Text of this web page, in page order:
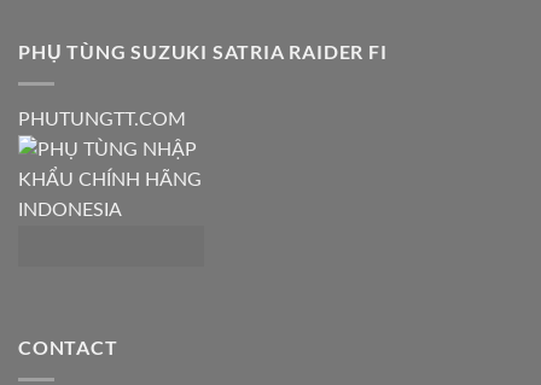
PHỤ TÙNG SUZUKI SATRIA RAIDER FI
PHUTUNGTT.COM
CONTACT